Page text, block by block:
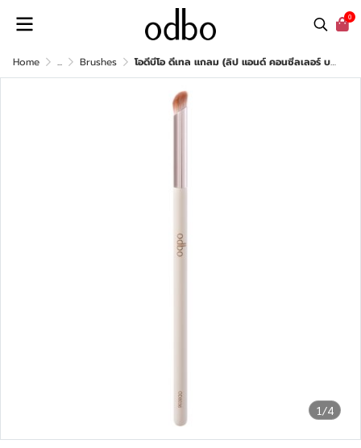
0
Home ... Brushes โอดีบีโอ ดีเทล แกลม (ลิป แอนด์ คอนซีลเลอร์ บรัช)
1/4